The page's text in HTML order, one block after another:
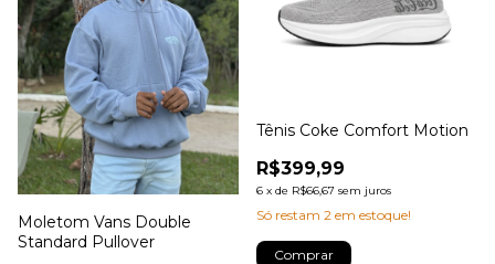
Moletom Vans Double
Standard Pullover
Tênis Coke Comfort Motion
R$399,99
6 x de R$66,67 sem juros
Só restam 2 em estoque!
Comprar